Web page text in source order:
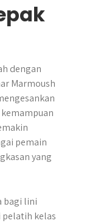
dengan
Marmoush
pemain
yang
bagi lini
pelatih kelas